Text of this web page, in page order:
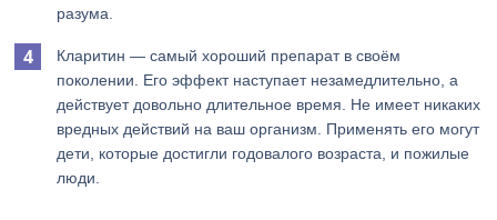
разума.
Кларитин — самый хороший препарат в своём
поколении. Его эффект наступает незамедлительно, а
действует довольно длительное время. Не имеет никаких
вредных действий на ваш организм. Применять его могут
дети, которые достигли годовалого возраста, и пожилые
люди.